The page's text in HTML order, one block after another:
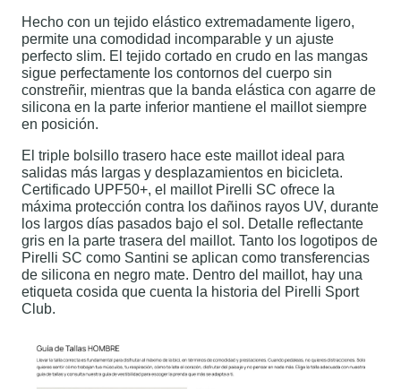
Hecho con un tejido elástico extremadamente ligero,
permite una comodidad incomparable y un ajuste
perfecto slim. El tejido cortado en crudo en las mangas
sigue perfectamente los contornos del cuerpo sin
constreñir, mientras que la banda elástica con agarre de
silicona en la parte inferior mantiene el maillot siempre
en posición.
El triple bolsillo trasero hace este maillot ideal para
salidas más largas y desplazamientos en bicicleta.
Certificado UPF50+, el maillot Pirelli SC ofrece la
máxima protección contra los dañinos rayos UV, durante
los largos días pasados bajo el sol. Detalle reflectante
gris en la parte trasera del maillot. Tanto los logotipos de
Pirelli SC como Santini se aplican como transferencias
de silicona en negro mate. Dentro del maillot, hay una
etiqueta cosida que cuenta la historia del Pirelli Sport
Club.